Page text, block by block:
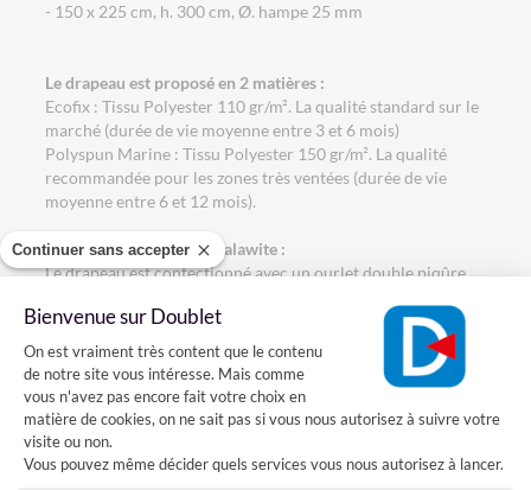
Continuer sans accepter
Bienvenue sur Doublet
Plateforme de Gestion du
On est vraiment très content que le contenu
de notre site vous intéresse. Mais comme
vous n'avez pas encore fait votre choix en
matière de cookies, on ne sait pas si vous nous autorisez à suivre votre
visite ou non.
Vous pouvez même décider quels services vous nous autorisez à lancer.
- 150 x 225 cm, h. 300 cm, Ø. hampe 25 mm
Le drapeau est proposé en 2 matières :
Ecofix : Tissu Polyester 110 gr/m². La qualité standard sur le
marché (durée de vie moyenne entre 3 et 6 mois)
Polyspun Marine : Tissu Polyester 150 gr/m². La qualité
recommandée pour les zones très ventées (durée de vie
moyenne entre 6 et 12 mois).
La finition du drapeau Malawite :
Le drapeau est confectionné avec un ourlet double piqûre
hampe en bois gainée bleue avec une pointe dorée.
Vous voulez installer un drapeau de la Malawi sur votre
façade? Rien de plus simple, il suffit fixer sur votre mur un
porte-drapeaux en acier dans lequel vous pourrez
introduire la hampe de votre drapeau.